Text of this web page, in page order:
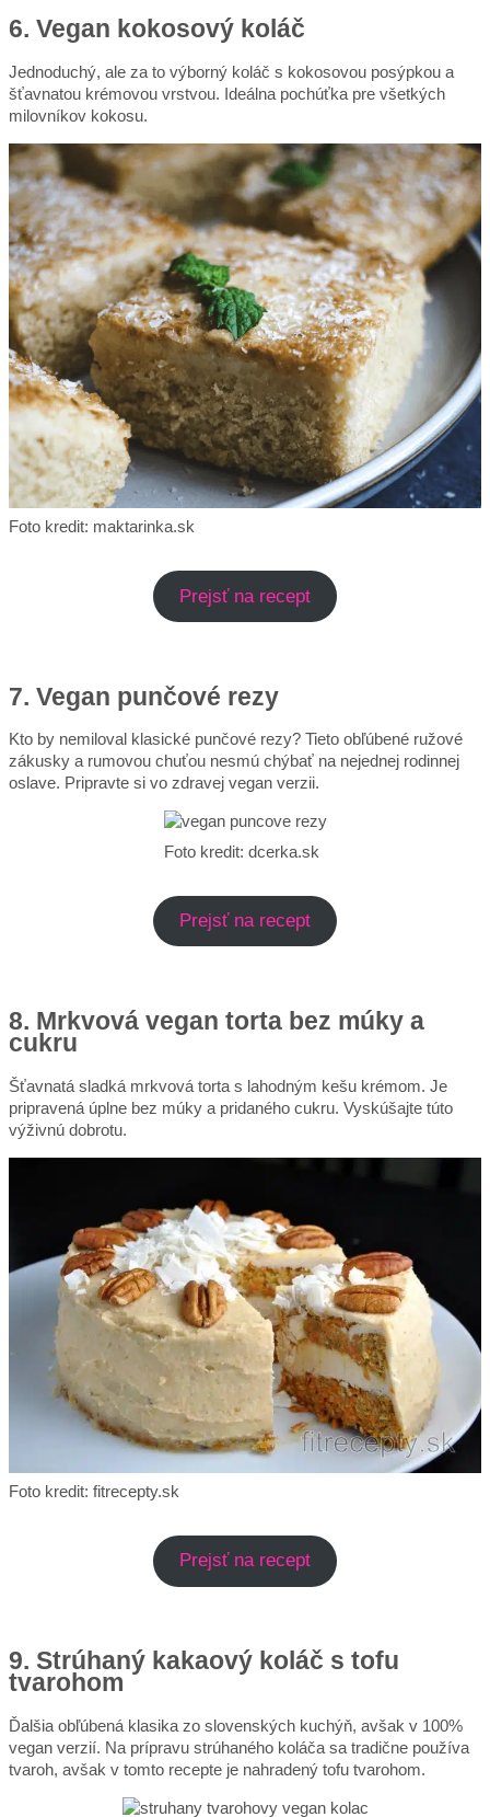
6. Vegan kokosový koláč
Jednoduchý, ale za to výborný koláč s kokosovou posýpkou a
šťavnatou krémovou vrstvou. Ideálna pochúťka pre všetkých
milovníkov kokosu.
Foto kredit: maktarinka.sk
Prejsť na recept
7. Vegan punčové rezy
Kto by nemiloval klasické punčové rezy? Tieto obľúbené ružové
zákusky a rumovou chuťou nesmú chýbať na nejednej rodinnej
oslave. Pripravte si vo zdravej vegan verzii.
Foto kredit: dcerka.sk
Prejsť na recept
8. Mrkvová vegan torta bez múky a
cukru
Šťavnatá sladká mrkvová torta s lahodným kešu krémom. Je
pripravená úplne bez múky a pridaného cukru. Vyskúšajte túto
výživnú dobrotu.
Foto kredit: fitrecepty.sk
Prejsť na recept
9. Strúhaný kakaový koláč s tofu
tvarohom
Ďalšia obľúbená klasika zo slovenských kuchýň, avšak v 100%
vegan verzií. Na prípravu strúhaného koláča sa tradične používa
tvaroh, avšak v tomto recepte je nahradený tofu tvarohom.